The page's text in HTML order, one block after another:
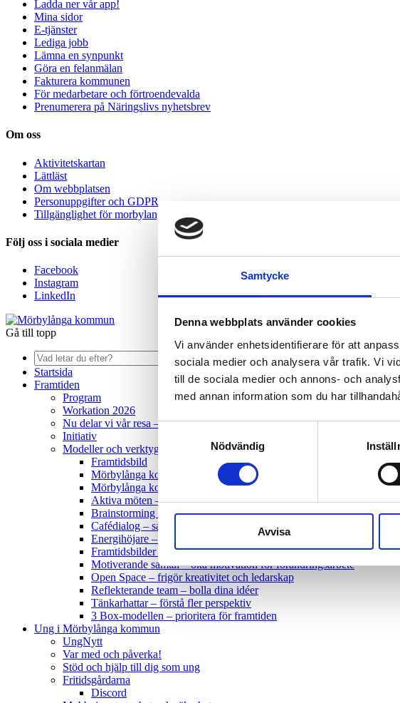
Samtycke
Denna webbplats använder cookies
Vi använder enhetsidentifierare för att
sociala medier och analysera vår trafik. Vi
till de sociala medier och annons- och
med annan information som du har
Samtyckesval
Nödvändig
Avvisa
Ladda ner vår app!
Mina sidor
E-tjänster
Lediga jobb
Lämna en synpunkt
Göra en felanmälan
Fakturera kommunen
För medarbetare och förtroendevalda
Prenumerera på Näringslivs nyhetsbrev
Om oss
Aktivitetskartan
Lättläst
Om webbplatsen
Personuppgifter och GDPR
Tillgänglighet för morbylanga.se
Följ oss i sociala medier
Facebook
Instagram
LinkedIn
Gå till topp
Sök
Startsida
Framtiden
Program
Workation 2026
Nu delar vi vår resa – Inspirationsdag 12 maj och webbinarieserie 2026
Initiativ
Modeller och verktyg
Framtidsbild
Mörbylånga kommuns projektmodell
Mörbylånga kommuns processmodell
Aktiva möten – uppnå det du önskar
Brainstorming – insamling av idéer
Cafédialog – samla in förslag och idéer från många
Energihöjare – skapa energi och närvaro
Framtidsbilder – motivera och skapa ambitiösa mål
Motiverande samtal – öka motivation för förändringsarbete
Open Space – frigör kreativitet och ledarskap
Reflekterande team – bolla dina idéer
Tänkarhattar – förstå fler perspektiv
3 Box-modellen – prioritera för framtiden
Ung i Mörbylånga kommun
UngNytt
Var med och påverka!
Stöd och hjälp till dig som ung
Fritidsgårdarna
Discord